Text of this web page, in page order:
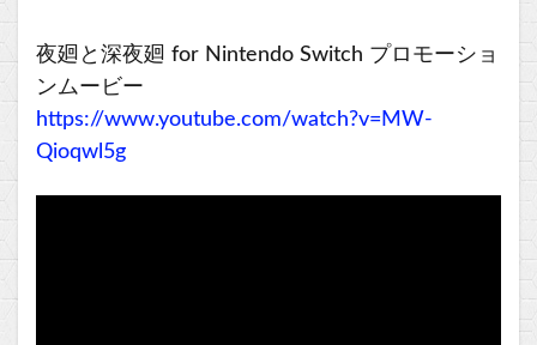
夜廻と深夜廻 for Nintendo Switch プロモーショ
ンムービー
https://www.youtube.com/watch?v=MW-
Qioqwl5g